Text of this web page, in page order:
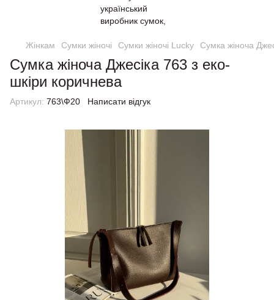
Жінкам Сумки жіночі Сумки жіночі Lucky Сумка жіноча
Сумка жіноча Джесіка 763 з еко-
шкіри коричнева
Артикул: 763\Ф20 Написати відгук